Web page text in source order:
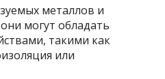
металлов и
могут обладать
такими как
или